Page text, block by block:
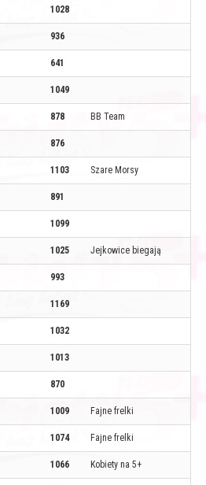
1028
936
641
1049
878 BB Team
876
1103 Szare Morsy
891
1099
1025 Jejkowice biegają
993
1169
1032
1013
870
1009 Fajne frelki
1074 Fajne frelki
1066 Kobiety na 5+